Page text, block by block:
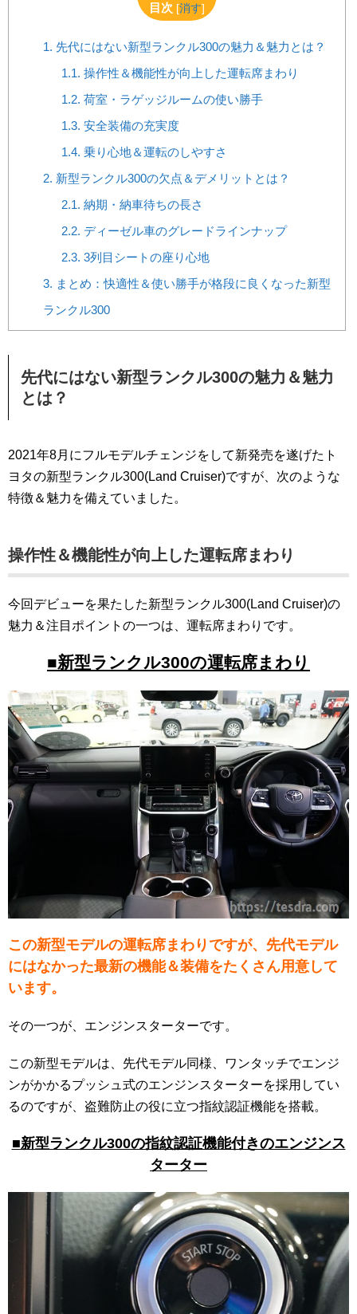
目次 [消す]
1. 先代にはない新型ランクル300の魅力＆魅力とは？
1.1. 操作性＆機能性が向上した運転席まわり
1.2. 荷室・ラゲッジルームの使い勝手
1.3. 安全装備の充実度
1.4. 乗り心地＆運転のしやすさ
2. 新型ランクル300の欠点＆デメリットとは？
2.1. 納期・納車待ちの長さ
2.2. ディーゼル車のグレードラインナップ
2.3. 3列目シートの座り心地
3. まとめ：快適性＆使い勝手が格段に良くなった新型
ランクル300
先代にはない新型ランクル300の魅力＆魅力
とは？
2021年8月にフルモデルチェンジをして新発売を遂げたト
ヨタの新型ランクル300(Land Cruiser)ですが、次のような
特徴＆魅力を備えていました。
操作性＆機能性が向上した運転席まわり
今回デビューを果たした新型ランクル300(Land Cruiser)の
魅力＆注目ポイントの一つは、運転席まわりです。
■新型ランクル300の運転席まわり
この新型モデルの運転席まわりですが、先代モデル
にはなかった最新の機能＆装備をたくさん用意して
います。
その一つが、エンジンスターターです。
この新型モデルは、先代モデル同様、ワンタッチでエンジ
ンがかかるプッシュ式のエンジンスターターを採用してい
るのですが、盗難防止の役に立つ指紋認証機能を搭載。
■新型ランクル300の指紋認証機能付きのエンジンス
ターター